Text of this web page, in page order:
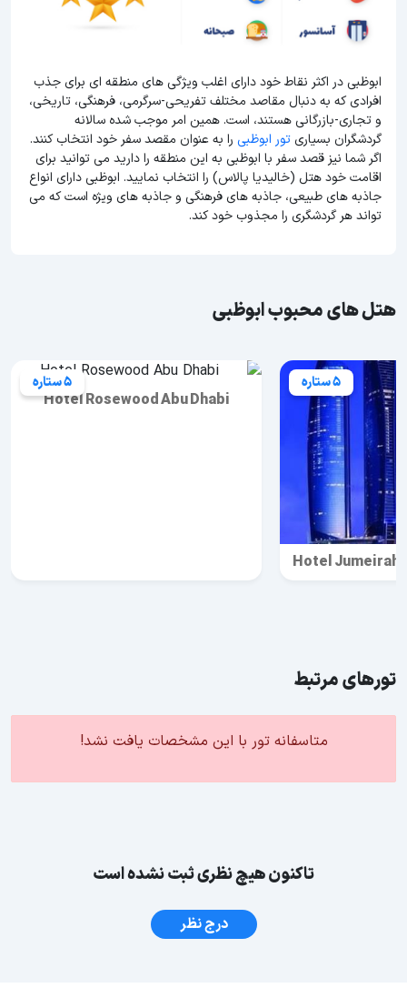
ابوظبی در اکثر نقاط خود دارای اغلب ویژگی های منطقه ای برای جذب
افرادی که به دنبال مقاصد مختلف تفریحی-سرگرمی، فرهنگی، تاریخی،
و تجاری-بازرگانی هستند، است. همین امر موجب شده سالانه
گردشگران بسیاریتور ابوظبی را به عنوان مقصد سفر خود انتخاب کنند.
اگر شما نیز قصد سفر با ابوظبی به این منطقه را دارید می توانید برای
اقامت خود هتل (خالیدیا پالاس) را انتخاب نمایید. ابوظبی دارای انواع
جاذبه های طبیعی، جاذبه های فرهنگی و جاذبه های ویژه است که می
تواند هر گردشگری را مجذوب خود کند.
هتل های محبوب ابوظبی
5 ستاره
Hotel Jumeirah
5 ستاره
Hotel Rosewood Abu Dhabi
تورهای مرتبط
متاسفانه تور با این مشخصات یافت نشد!
تاکنون هیچ نظری ثبت نشده است
درج نظر